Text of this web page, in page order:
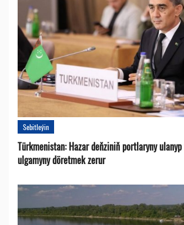
Sebitleýin
Türkmenistan: Hazar deňziniň portlaryny
ulgamyny döretmek zerur